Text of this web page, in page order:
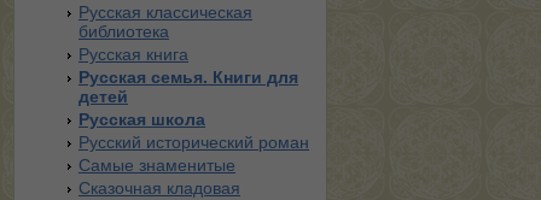
Русская классическая
библиотека
Русская книга
Русская семья. Книги для
детей
Русская школа
Русский исторический роман
Самые знаменитые
Сказочная кладовая